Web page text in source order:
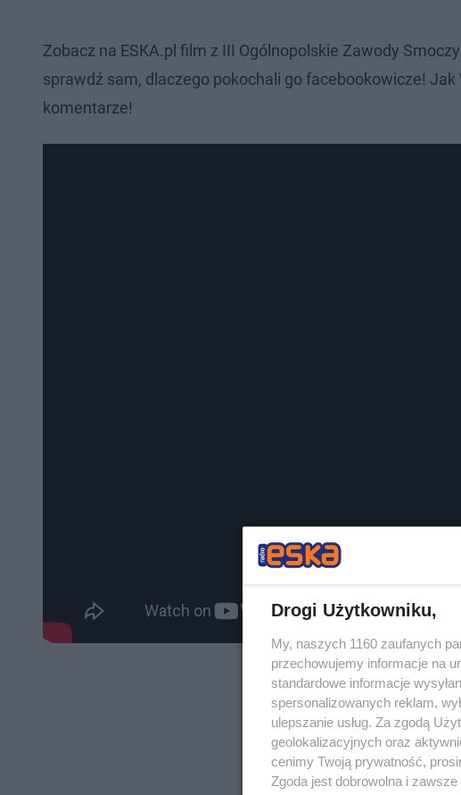
Zobacz na ESKA.pl film z III Ogólnopolskie Zawody
sprawdź sam, dlaczego pokochali go facebookowicze!
komentarze!
Drogi Użytkowniku,
My, naszych 1160 zaufanych
przechowujemy informacje na
standardowe informacje
spersonalizowanych reklam,
ulepszanie usług. Za zgodą
geolokalizacyjnych oraz
cenimy Twoją prywatność,
Zgoda jest dobrowolna i